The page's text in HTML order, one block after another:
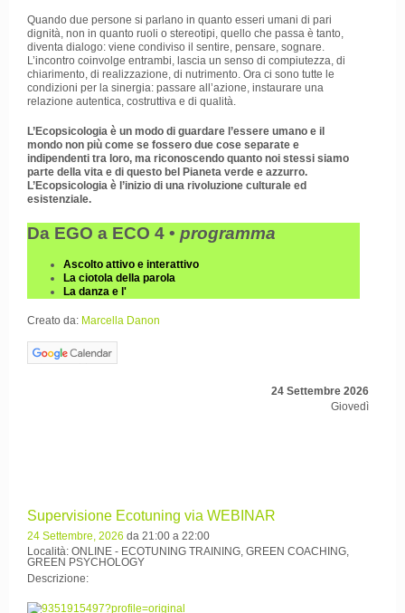
Quando due persone si parlano in quanto esseri umani di pari
dignità, non in quanto ruoli o stereotipi, quello che passa è tanto,
diventa dialogo: viene condiviso il sentire, pensare, sognare.
L’incontro coinvolge entrambi, lascia un senso di compiutezza, di
chiarimento, di realizzazione, di nutrimento. Ora ci sono tutte le
condizioni per la sinergia: passare all’azione, instaurare una
relazione autentica, costruttiva e di qualità.
L’Ecopsicologia è un modo di guardare l’essere umano e il
mondo non più come se fossero due cose separate e
indipendenti tra loro, ma riconoscendo quanto noi stessi siamo
parte della vita e di questo bel Pianeta verde e azzurro.
L’Ecopsicologia è l’inizio di una rivoluzione culturale ed
esistenziale.
Da EGO a ECO 4 • programma
Ascolto attivo e interattivo
La ciotola della parola
La danza e l'
Creato da: Marcella Danon
24 Settembre 2026
Giovedì
Supervisione Ecotuning via WEBINAR
24 Settembre, 2026 da 21:00 a 22:00
Località: ONLINE - ECOTUNING TRAINING, GREEN COACHING,
GREEN PSYCHOLOGY
Descrizione: